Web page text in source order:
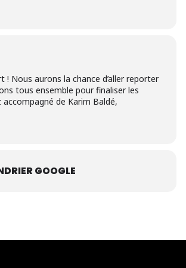
Nous aurons la chance d’aller reporter
tous ensemble pour finaliser les
de Karim Baldé,
GOOGLE